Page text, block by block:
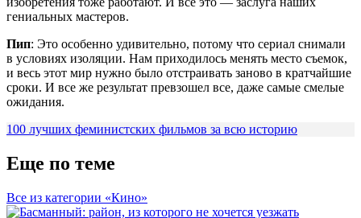
гениальных мастеров.
Пип: Это особенно удивительно, потому что сериал снимали
в условиях изоляции. Нам приходилось менять место съемок,
и весь этот мир нужно было отстраивать заново в кратчайшие
сроки. И все же результат превзошел все, даже самые смелые
ожидания.
100 лучших феминистских фильмов за всю историю
Еще по теме
Все из категории «Кино»